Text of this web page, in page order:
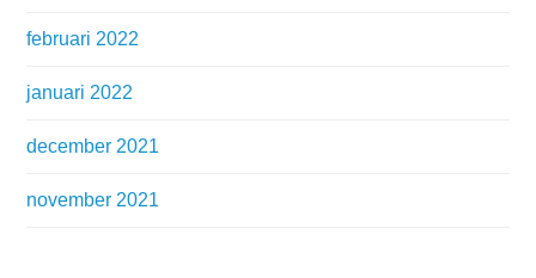
februari 2022
januari 2022
december 2021
november 2021